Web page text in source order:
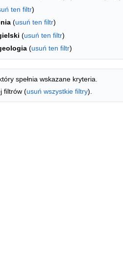
ten filtr)
(usuń ten filtr)
(usuń ten filtr)
(usuń ten filtr)
spełnia wskazane kryteria.
filtrów (usuń wszystkie filtry).